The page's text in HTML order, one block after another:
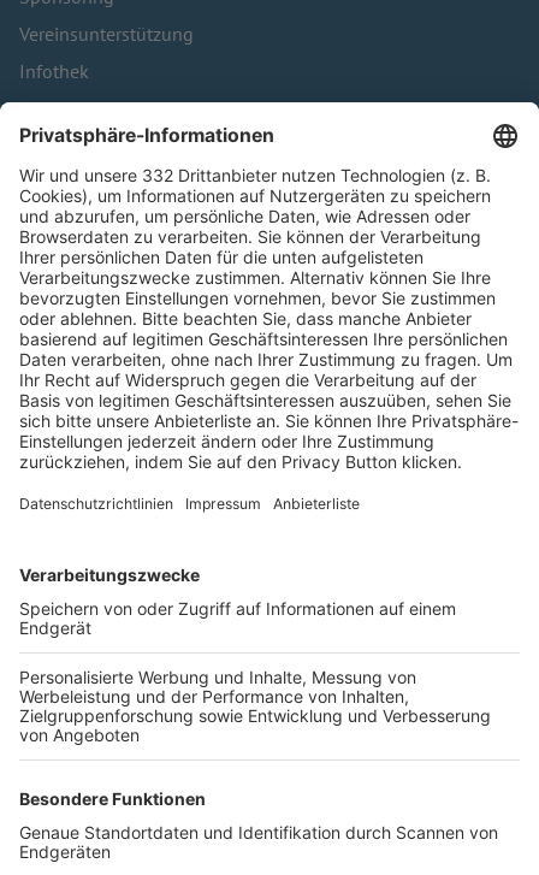
Vereinsunterstützung
Infothek
Kontakt
HÄUFIG BESUCHTE SEITEN
Pässe und Vereinswechsel
Trainerausbildung
Schulungsangebot Vereinsmitarbeiter
BFV-Geschäftsstellen
Trainerbörse
Login SpielPlus
FOLGE DEM BFV
TOP-VEREINE
TOP-PARTNER